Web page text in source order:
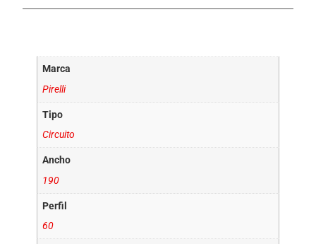
Marca
Pirelli
Tipo
Circuito
Ancho
190
Perfil
60